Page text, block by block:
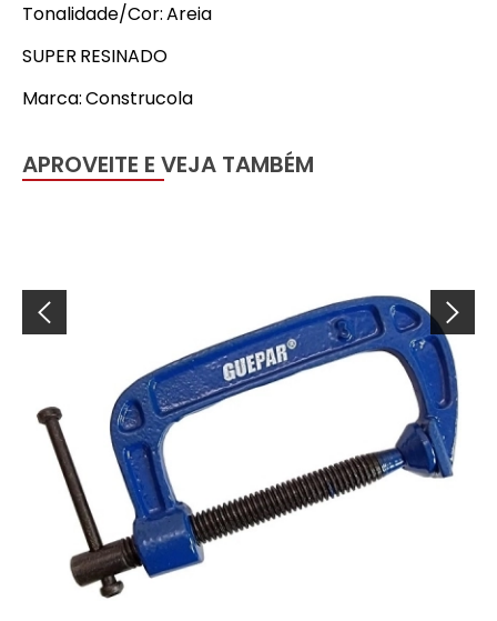
Tonalidade/Cor: Areia
SUPER RESINADO
Marca: Construcola
APROVEITE E VEJA TAMBÉM